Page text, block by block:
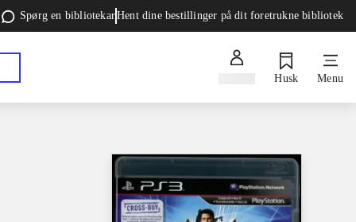
Spørg en bibliotekarHent dine bestillinger på dit foretrukne bibliotek
Husk Menu